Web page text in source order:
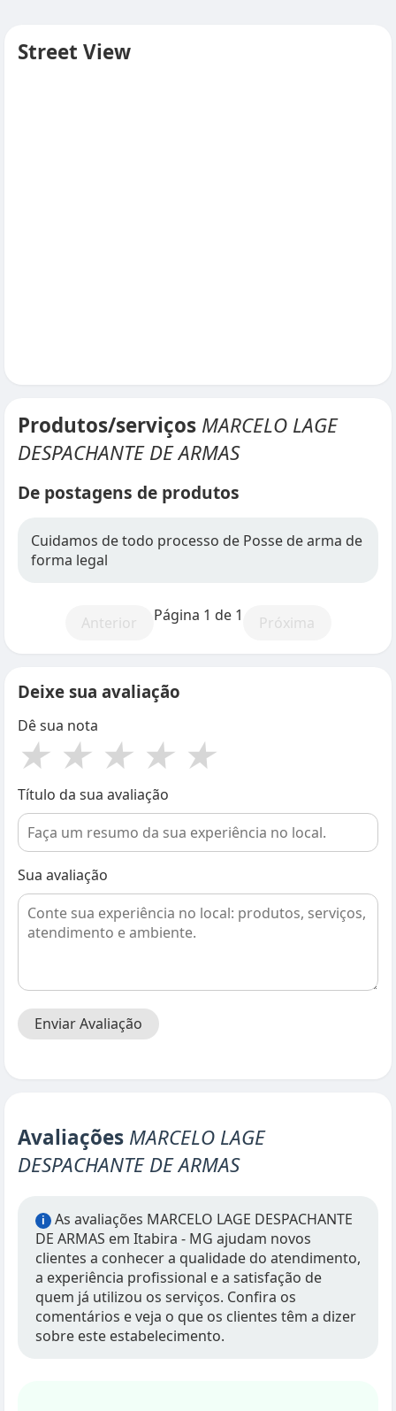
Street View
Produtos/serviços MARCELO LAGE
DESPACHANTE DE ARMAS
De postagens de produtos
Cuidamos de todo processo de Posse de arma de
forma legal
Anterior Página 1 de 1 Próxima
Deixe sua avaliação
Dê sua nota
★ ★ ★ ★ ★
Título da sua avaliação
Sua avaliação
Enviar Avaliação
Avaliações MARCELO LAGE
DESPACHANTE DE ARMAS
i
As avaliações MARCELO LAGE DESPACHANTE
DE ARMAS em Itabira - MG ajudam novos
clientes a conhecer a qualidade do atendimento,
a experiência profissional e a satisfação de
quem já utilizou os serviços. Confira os
comentários e veja o que os clientes têm a dizer
sobre este estabelecimento.